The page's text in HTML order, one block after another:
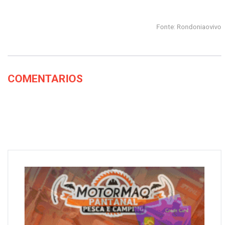
Fonte: Rondoniaovivo
COMENTARIOS